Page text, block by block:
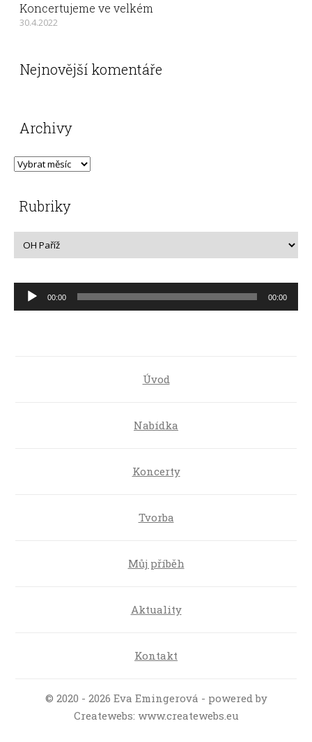
Koncertujeme ve velkém
30.4.2022
Nejnovější komentáře
Archivy
Rubriky
Audio
přehrávač
00:00 00:00
Úvod
Nabídka
Koncerty
Tvorba
Můj příběh
Aktuality
Kontakt
© 2020 - 2026 Eva Emingerová - powered by
Createwebs: www.createwebs.eu